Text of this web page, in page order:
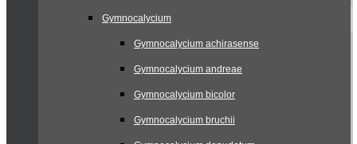
Gymnocalycium
Gymnocalycium achirasense
Gymnocalycium andreae
Gymnocalycium bicolor
Gymnocalycium bruchii